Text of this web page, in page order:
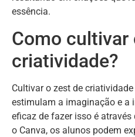
essência.
Como cultivar
criatividade?
Cultivar o zest de
estimulam a imaginação e a
eficaz de fazer isso é
o Canva, os alunos podem